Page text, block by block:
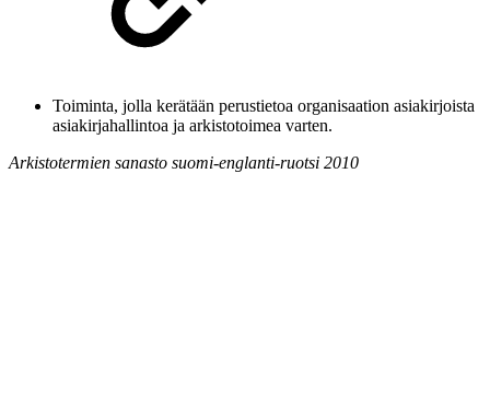
Toiminta, jolla kerätään perustietoa organisaation asiakirjoista
asiakirjahallintoa ja arkistotoimea varten.
Arkistotermien sanasto suomi-englanti-ruotsi 2010